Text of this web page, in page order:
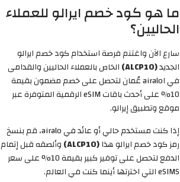
ما هو كود خصم ايرالو للعملاء
الحاليين؟
سارع الآن واغتنم فرصة استخدام كود خصم ايرالو
الجديد(ALCP10)
الخاص بالعملاء الحاليين والقدامى
في اairalo عُمان لتحصل على خصم مضمون بقيمة
10% على أحدث باقات eSIM الرقمية المتوفرة عبر
موقع وتطبيق إيرالو.
إذا كنت مستخدم حالي أو عائد في airalo، قم بنسخ
رمز كود خصم ايرالو هذا(ALCP10)
وألصقه قبل إتمام
الدفع لتحصل على توفير كبير بقيمة 10% على سعر
eSIMS التي اخترتها أينما كنت في العالم.